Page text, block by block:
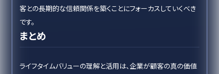
客との長期的な信頼関係を築くことにフォーカスしていくべき
です。
まとめ
ライフタイムバリューの理解と活用は、企業が顧客の真の価値